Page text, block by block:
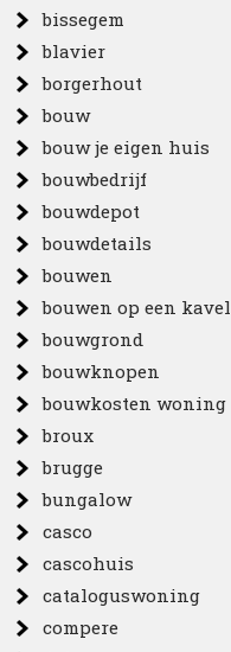
bissegem
blavier
borgerhout
bouw
bouw je eigen huis
bouwbedrijf
bouwdepot
bouwdetails
bouwen
bouwen op een kavel
bouwgrond
bouwknopen
bouwkosten woning
broux
brugge
bungalow
casco
cascohuis
cataloguswoning
compere